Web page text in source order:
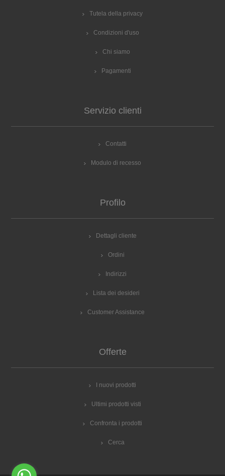
Tutela della privacy
Condizioni d'uso
Chi siamo
Pagamenti
Servizio clienti
Contatti
Modulo di recesso
Profilo
Dettagli cliente
Ordini
Indirizzi
Lista dei desideri
Customer Assistance
Offerte
I nuovi prodotti
Ultimi prodotti visti
Confronta i prodotti
Cerca